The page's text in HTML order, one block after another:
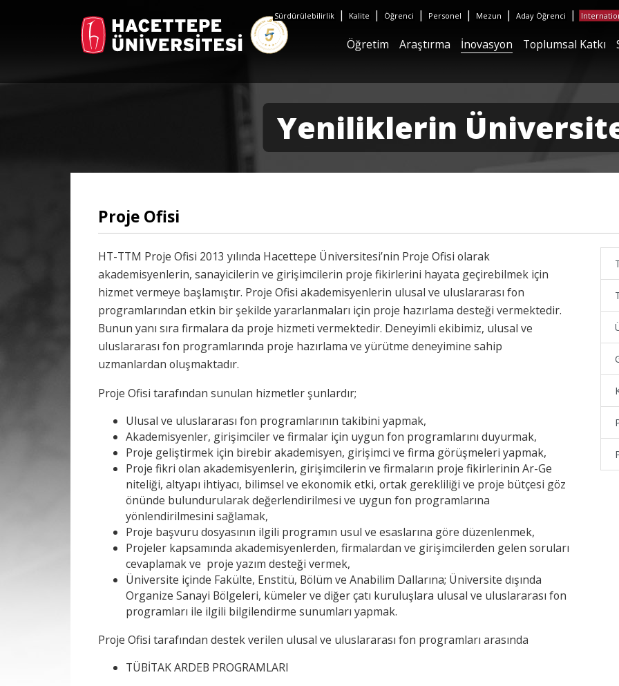
Sürdürülebilirlik | Kalite | Öğrenci | Personel | Mezun | Aday Öğrenci |
Öğretim Araştırma İnovasyon Toplumsal Katkı
Yeniliklerin
Proje Ofisi
HT-TTM Proje Ofisi 2013 yılında Hacettepe Üniversitesi’nin Proje Ofisi olarak
akademisyenlerin, sanayicilerin ve girişimcilerin proje fikirlerini hayata geçirebilmek için
hizmet vermeye başlamıştır. Proje Ofisi akademisyenlerin ulusal ve uluslararası fon
programlarından etkin bir şekilde yararlanmaları için proje hazırlama desteği vermektedir.
Bunun yanı sıra firmalara da proje hizmeti vermektedir. Deneyimli ekibimiz, ulusal ve
uluslararası fon programlarında proje hazırlama ve yürütme deneyimine sahip
uzmanlardan oluşmaktadır.
Proje Ofisi tarafından sunulan hizmetler şunlardır;
Ulusal ve uluslararası fon programlarının takibini yapmak,
Akademisyenler, girişimciler ve firmalar için uygun fon programlarını duyurmak,
Proje geliştirmek için birebir akademisyen, girişimci ve firma görüşmeleri yapmak,
Proje fikri olan akademisyenlerin, girişimcilerin ve firmaların proje fikirlerinin Ar-Ge
niteliği, altyapı ihtiyacı, bilimsel ve ekonomik etki, ortak gerekliliği ve proje bütçesi göz
önünde bulundurularak değerlendirilmesi ve uygun fon programlarına
yönlendirilmesini sağlamak,
Proje başvuru dosyasının ilgili programın usul ve esaslarına göre düzenlenmek,
Projeler kapsamında akademisyenlerden, firmalardan ve girişimcilerden gelen soruları
cevaplamak ve proje yazım desteği vermek,
Üniversite içinde Fakülte, Enstitü, Bölüm ve Anabilim Dallarına; Üniversite dışında
Organize Sanayi Bölgeleri, kümeler ve diğer çatı kuruluşlara ulusal ve uluslararası fon
programları ile ilgili bilgilendirme sunumları yapmak.
Proje Ofisi tarafından destek verilen ulusal ve uluslararası fon programları arasında
TÜBİTAK ARDEB PROGRAMLARI